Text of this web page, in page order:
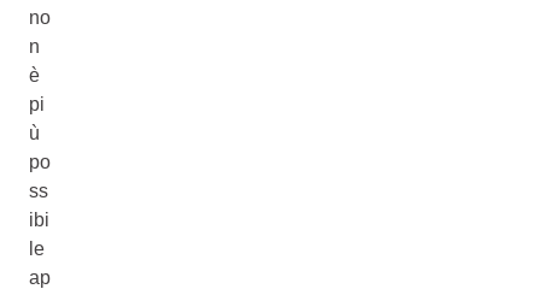
no
n
è
pi
ù
po
ss
ibi
le
ap